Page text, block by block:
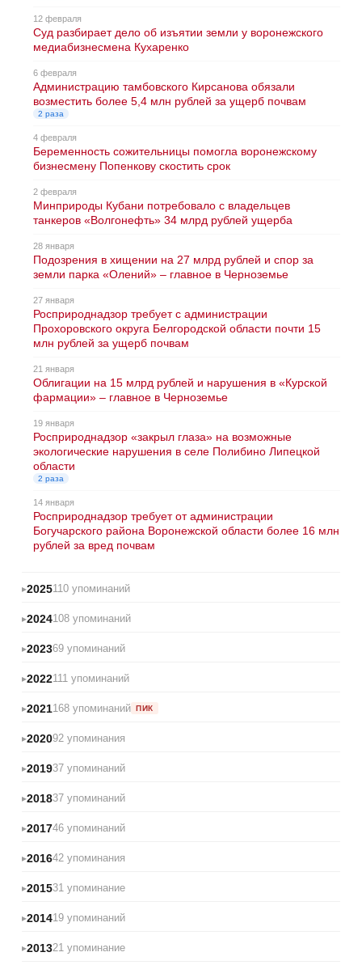
12 февраля
Суд разбирает дело об изъятии земли у воронежского
медиабизнесмена Кухаренко
6 февраля
Администрацию тамбовского Кирсанова обязали
возместить более 5,4 млн рублей за ущерб почвам
2 раза
4 февраля
Беременность сожительницы помогла воронежскому
бизнесмену Попенкову скостить срок
2 февраля
Минприроды Кубани потребовало с владельцев
танкеров «Волгонефть» 34 млрд рублей ущерба
28 января
Подозрения в хищении на 27 млрд рублей и спор за
земли парка «Олений» – главное в Черноземье
27 января
Росприроднадзор требует с администрации
Прохоровского округа Белгородской области почти 15
млн рублей за ущерб почвам
21 января
Облигации на 15 млрд рублей и нарушения в «Курской
фармации» – главное в Черноземье
19 января
Росприроднадзор «закрыл глаза» на возможные
экологические нарушения в селе Полибино Липецкой
области
2 раза
14 января
Росприроднадзор требует от администрации
Богучарского района Воронежской области более 16 млн
рублей за вред почвам
2025110 упоминаний
2024108 упоминаний
202369 упоминаний
2022111 упоминаний
2021168 упоминаний ПИК
202092 упоминания
201937 упоминаний
201837 упоминаний
201746 упоминаний
201642 упоминания
201531 упоминание
201419 упоминаний
201321 упоминание